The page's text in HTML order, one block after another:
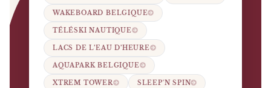
WAKEBOARD BELGIQUE
TÉLÉSKI NAUTIQUE
LACS DE L’EAU D’HEURE
AQUAPARK BELGIQUE
XTREM TOWER SLEEP'N SPIN